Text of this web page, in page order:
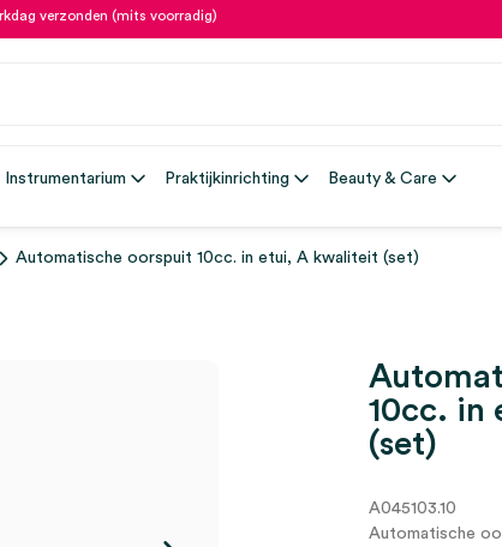
verzonden (mits voorradig)
Instrumentarium Praktijkinrichting Beauty & Care
Automatische oorspuit 10cc. in etui, A kwaliteit (set)
10cc. in
(set)
A045103.10
Automatische